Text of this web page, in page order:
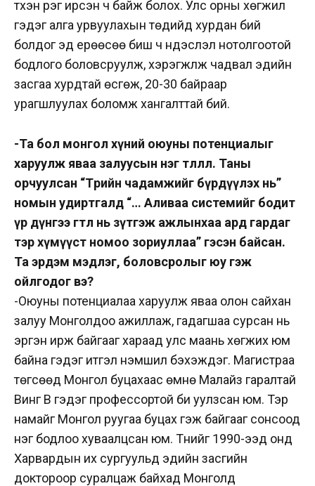
түүхэн үүрэг ирсэн ч байж болох. Улс орны хөгжил
гэдэг алга урвуулахын төдийд хурдан бий
болдог эд ерөөсөө биш ч үндэслэл нотолгоотой
бодлого боловсруулж, хэрэгжүүлж чадвал эдийн
засгаа хурдтай өсгөж, 20-30 байраар
урагшлуулах боломж хангалттай бий.
-Та бол монгол хүний оюуны потенциалыг
харуулж яваа залуусын нэг төлөөлөл. Таны
орчуулсан “Төрийн чадамжийг бүрдүүлэх нь”
номын удиртгалд “… Аливаа системийг бодит
үр дүнгээ өгтөл нь зүтгэж ажлынхаа ард гардаг
тэр хүмүүст номоо зориуллаа” гэсэн байсан.
Та эрдэм мэдлэг, боловсролыг юу гэж
ойлгодог вэ?
-Оюуны потенциалаа харуулж яваа олон сайхан
залуу Монголдоо ажиллаж, гадагшаа сурсан нь
эргэн ирж байгааг хараад улс маань хөгжих юм
байна гэдэг итгэл үнэмшил бэхэждэг. Магистраа
төгсөөд Монгол буцахаас өмнө Малайз гаралтай
Винг Вүү гэдэг профессортой би уулзсан юм. Тэр
намайг Монгол руугаа буцах гэж байгааг сонсоод
нэг бодлоо хуваалцсан юм. Түүнийг 1990-ээд онд
Харвардын их сургуульд эдийн засгийн
доктороор суралцаж байхад Монголд